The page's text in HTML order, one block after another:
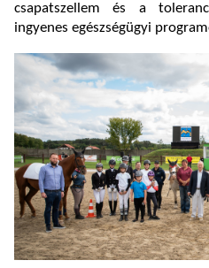
csapatszellem és a
ingyenes egészségügyi